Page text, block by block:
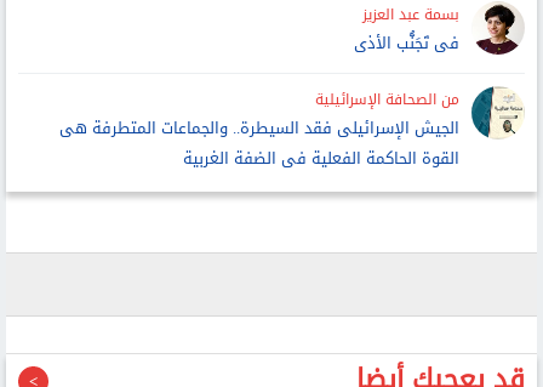
بسمة عبد العزيز
فى تَجَنُّب الأذى
من الصحافة الإسرائيلية
الجيش الإسرائيلى فقد السيطرة.. والجماعات المتطرفة هى
القوة الحاكمة الفعلية فى الضفة الغربية